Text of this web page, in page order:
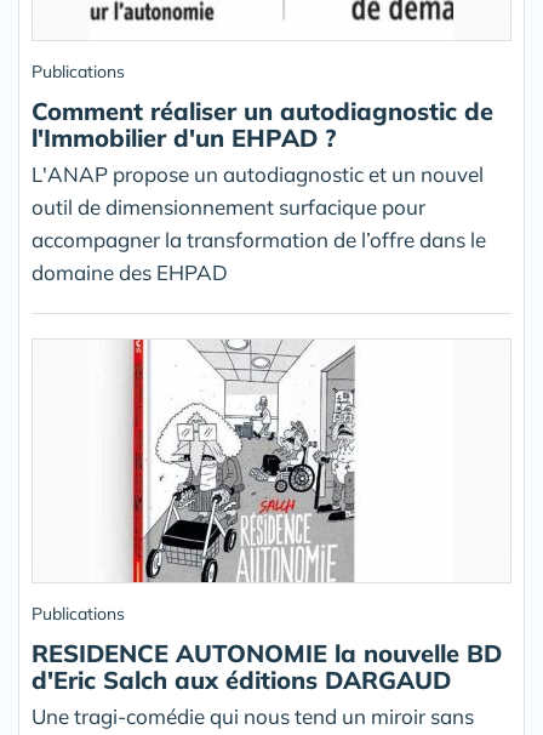
Publications
Comment réaliser un autodiagnostic de
l'Immobilier d'un EHPAD ?
L'ANAP propose un autodiagnostic et un nouvel
outil de dimensionnement surfacique pour
accompagner la transformation de l’offre dans le
domaine des EHPAD
Publications
RESIDENCE AUTONOMIE la nouvelle BD
d'Eric Salch aux éditions DARGAUD
Une tragi-comédie qui nous tend un miroir sans